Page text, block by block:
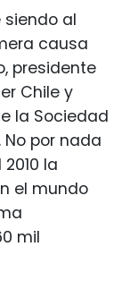
al
causa
presidente
Chile y
la Sociedad
por nada
la
el mundo
mil